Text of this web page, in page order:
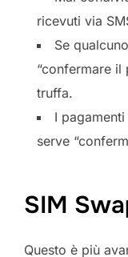
ricevuti via
Se
“confermare il
truffa.
I
serve
SIM
Questo è più